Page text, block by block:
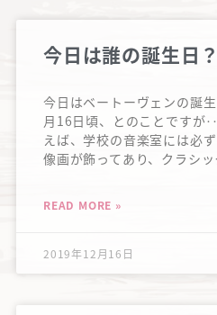
今日は誰の誕生日？
今日はベートーヴェンの誕
月16日頃、とのことですが
えば、学校の音楽室には必
像画が飾ってあり、クラシ
READ MORE »
2019年12月16日